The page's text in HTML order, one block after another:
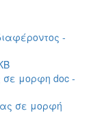
-
μορφη doc -
σε μορφή